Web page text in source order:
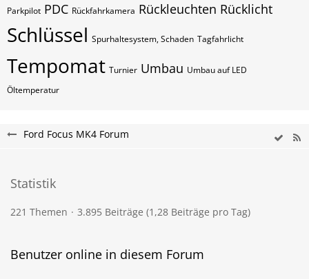
Parkpilot PDC Rückfahrkamera Rückleuchten Rücklicht
Schlüssel Spurhaltesystem, Schaden Tagfahrlicht
Tempomat Turnier Umbau Umbau auf LED
Öltemperatur
Ford Focus MK4 Forum
Statistik
221 Themen 3.895 Beiträge (1,28 Beiträge pro Tag)
Benutzer online in diesem Forum